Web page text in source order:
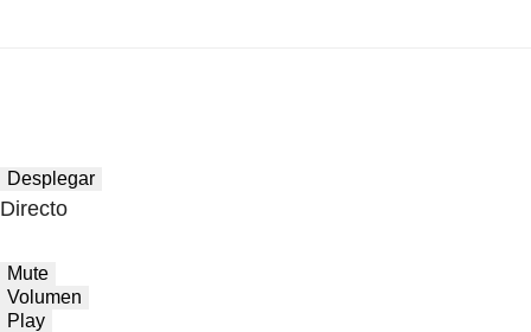
Desplegar
Directo
Mute
Volumen
Play